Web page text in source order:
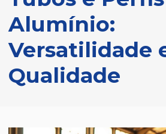
Alumínio:
Versatilidade
Qualidade